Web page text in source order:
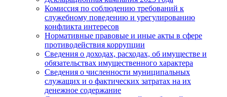
Комиссия по соблюдению требований к
служебному поведению и урегулированию
конфликта интересов
Нормативные правовые и иные акты в сфере
противодействия коррупции
Сведения о доходах, расходах, об имуществе и
обязательствах имущественного характера
Сведения о численности муниципальных
служащих и о фактических затратах на их
денежное содержание